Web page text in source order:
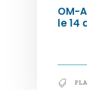
OM-
le 14